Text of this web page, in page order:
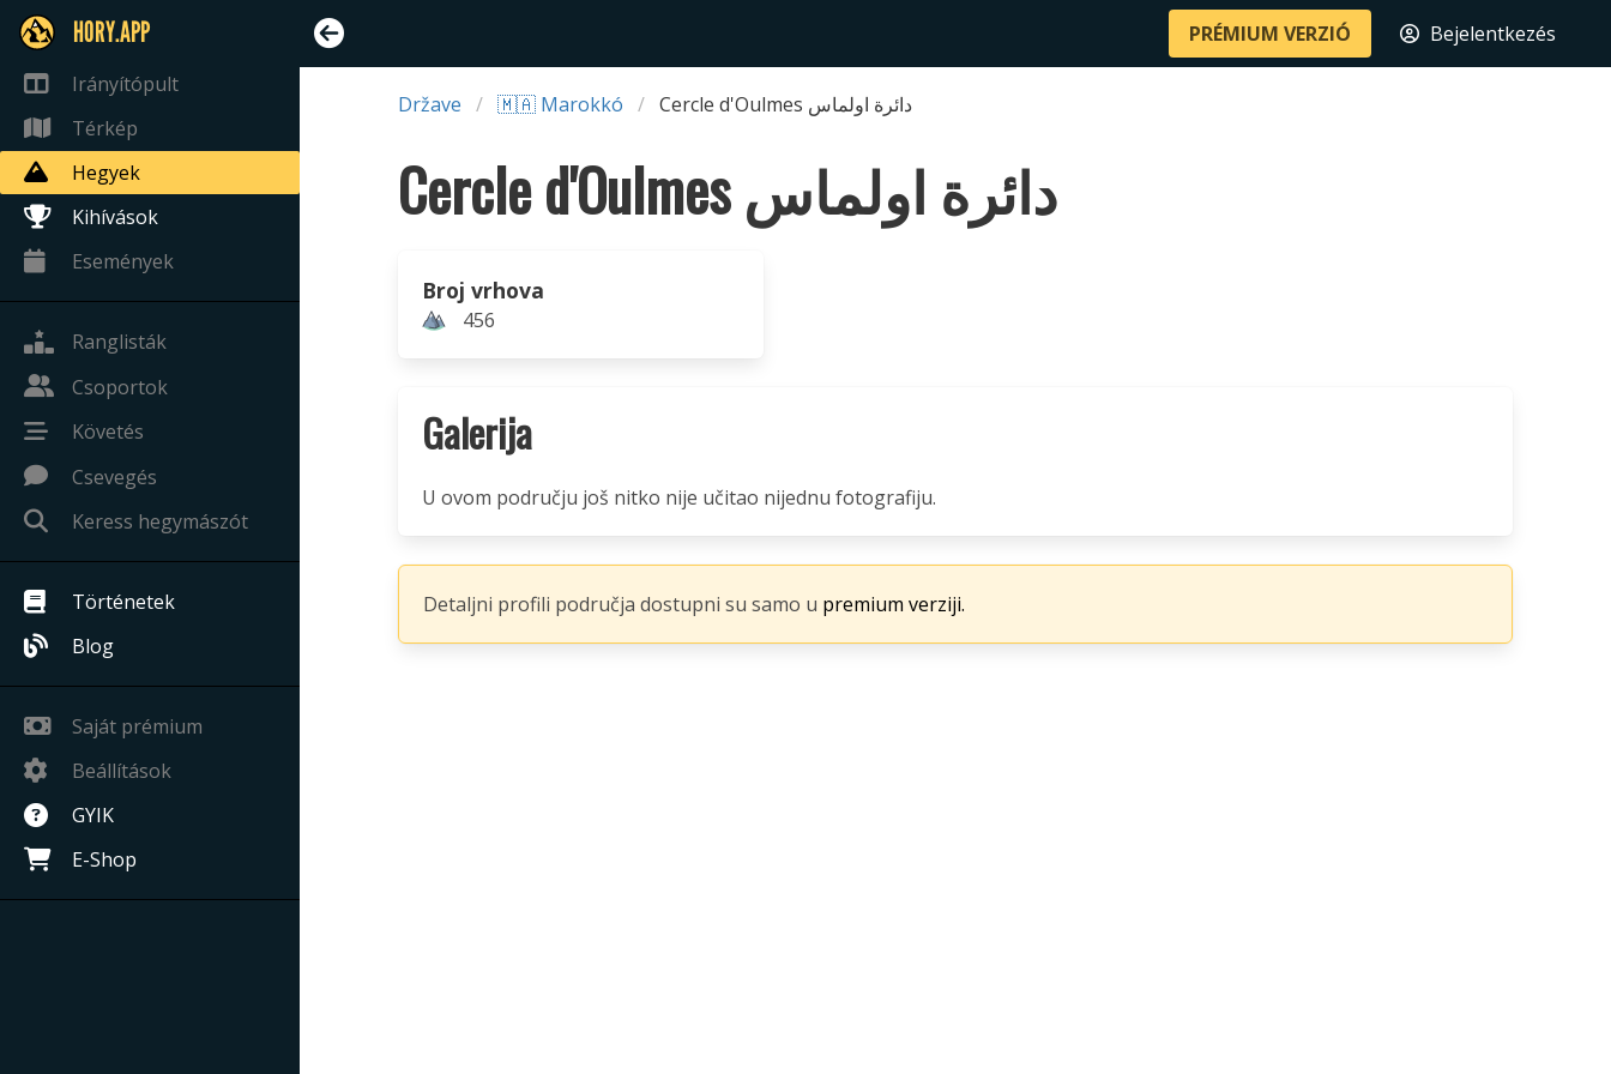
HORY.APP
Irányítópult
Térkép
Hegyek
Kihívások
Események
Ranglisták
Csoportok
Követés
Csevegés
Keress hegymászót
Történetek
Blog
Saját prémium
Beállítások
GYIK
E-Shop
PRÉMIUM VERZIÓ Bejelentkezés
Države 🇲🇦 Marokkó Cercle d'Oulmes دائرة اولماس
Cercle d'Oulmes دائرة اولماس
Broj vrhova
456
Galerija
U ovom području još nitko nije učitao nijednu fotografiju.
Detaljni profili područja dostupni su samo u premium verziji.